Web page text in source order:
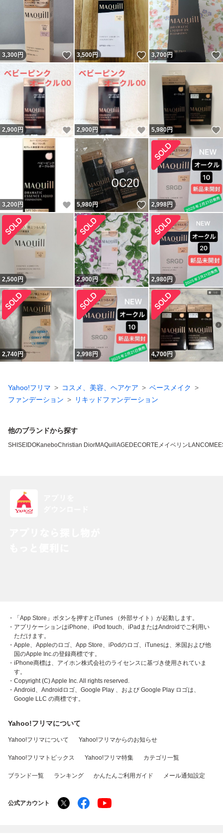
3,300円 いいね！
3,500円 いいね！
3,700円
2,900 円 いいね！
2,900 円 いいね！
5,980円
3,200 円 いいね！
5,980円 いいね！
2,998円
2,500円 2,900円 2,980円
2,740円 2,998円 4,700円
Yahoo!フリマ コスメ、美容、ヘアケア
ベースメイク
ファンデーション
リキッドファンデーション
他のブランドから探す
SHISEIDOKaneboChristian DiorMAQuillAGEDECORTEメイベリン LANCOME
・「App Store」ボタンを押すとiTunes （外部サイト）が起動します。
・アプリケーションはiPhone、iPod touch、iPadまたはAndroidでご利用い
ただけます。
・Apple、Appleのロゴ、App Store、iPodのロゴ、iTunesは、米国および他
国のApple Inc.の登録商標です。
・iPhone商標は、アイホン株式会社のライセンスに基づき使用されていま
す。
・Copyright (C) Apple Inc. All rights reserved.
・Android、Androidロゴ、Google Play 、および Google Play ロゴは、
Google LLC の商標です。
Yahoo!フリマについて
Yahoo!フリマについて Yahoo!フリマからのお知らせ
Yahoo!フリマトピックス Yahoo!フリマ特集 カテゴリ一覧
ブランド一覧 ランキング かんたんご利用ガイド メール通知設定
公式アカウント